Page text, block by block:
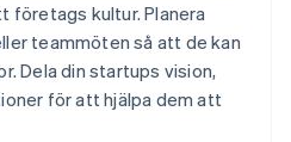
företags kultur. Planera
teammöten så att de kan
Dela din startups vision,
för att hjälpa dem att